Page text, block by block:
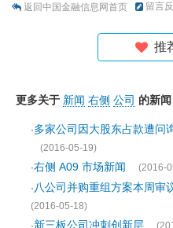
返回中国金融信息网首页 留言
推
更多关于 新闻 右侧 公司 的新闻
·多家公司因大股东占款遭问
(2016-05-19)
·右侧 A09 市场新闻
(2016-
· 八公司并购重组方案本周审
(2016-05-18)
·新三板公司冲刺创新层